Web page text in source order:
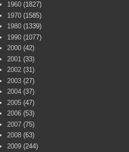
1960 (1827)
1970 (1585)
1980 (1339)
1990 (1077)
2000 (42)
2001 (33)
2002 (31)
2003 (27)
2004 (37)
2005 (47)
2006 (53)
2007 (75)
2008 (63)
2009 (244)